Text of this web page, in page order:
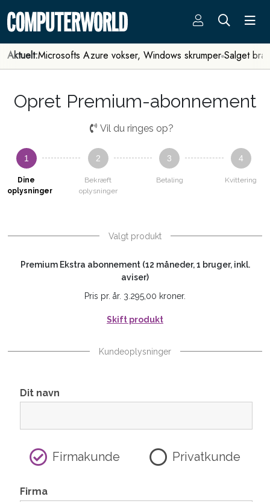
Aktuelt:Microsofts Azure vokser, Windows skrumper Salget
Opret Premium-abonnement
Vil du ringes op?
1
Dine
oplysninger
2
Bekræft
oplysninger
3
Betaling
4
Kvittering
Valgt produkt
Premium Ekstra abonnement (12 måneder, 1 bruger, inkl.
aviser)
Pris pr. år. 3.295,00 kroner.
Skift produkt
Kundeoplysninger
Dit navn
Firmakunde Privatkunde
Firma